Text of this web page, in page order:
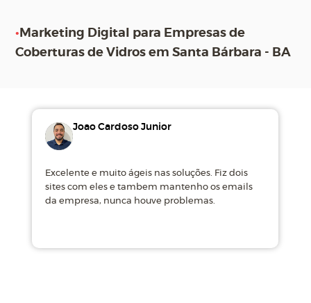
• Marketing Digital para Empresas de
Coberturas de Vidros em Santa Bárbara - BA
Joao Cardoso Junior
Excelente e muito ágeis nas soluções. Fiz dois
sites com eles e tambem mantenho os emails
da empresa, nunca houve problemas.